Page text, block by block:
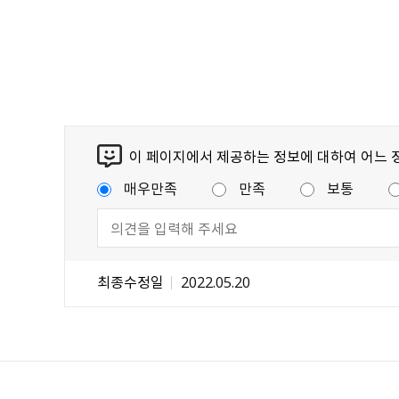
이 페이지에서 제공하는 정보에 대하여 어느
매우만족
만족 보통
최종수정일 2022.05.20